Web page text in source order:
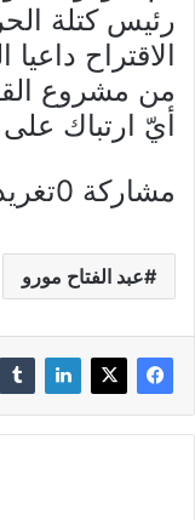
رئيس كتلة
الاقتراح
من مشروع
أيّ ارتباك
مشاركة 0تغريدة مشاركة
عبد الفتاح مورو